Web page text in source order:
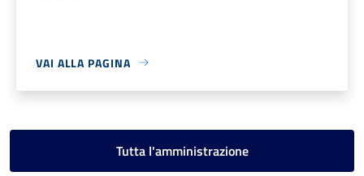
VAI ALLA PAGINA
Tutta l'amministrazione